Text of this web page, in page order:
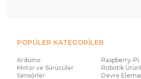
POPÜLER KATEGORİLER
Arduino
Raspberry-Pi
Motor ve Sürücüler
Robotik
Sensörler
Devre